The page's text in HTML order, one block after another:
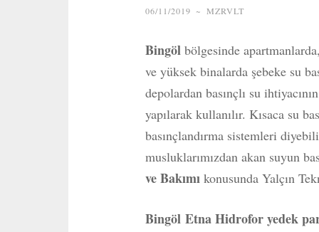
06/11/2019 ~ MZRVLT
Bingölbölgesinde
ve yüksek binalarda şebeke su
depolardan basınçlı su
yapılarak kullanılır. Kısaca su
basınçlandırma sistemleri
musluklarımızdan akan suyun
ve Bakımı konusunda Yalçın
Bingöl Etna Hidrofor yedek